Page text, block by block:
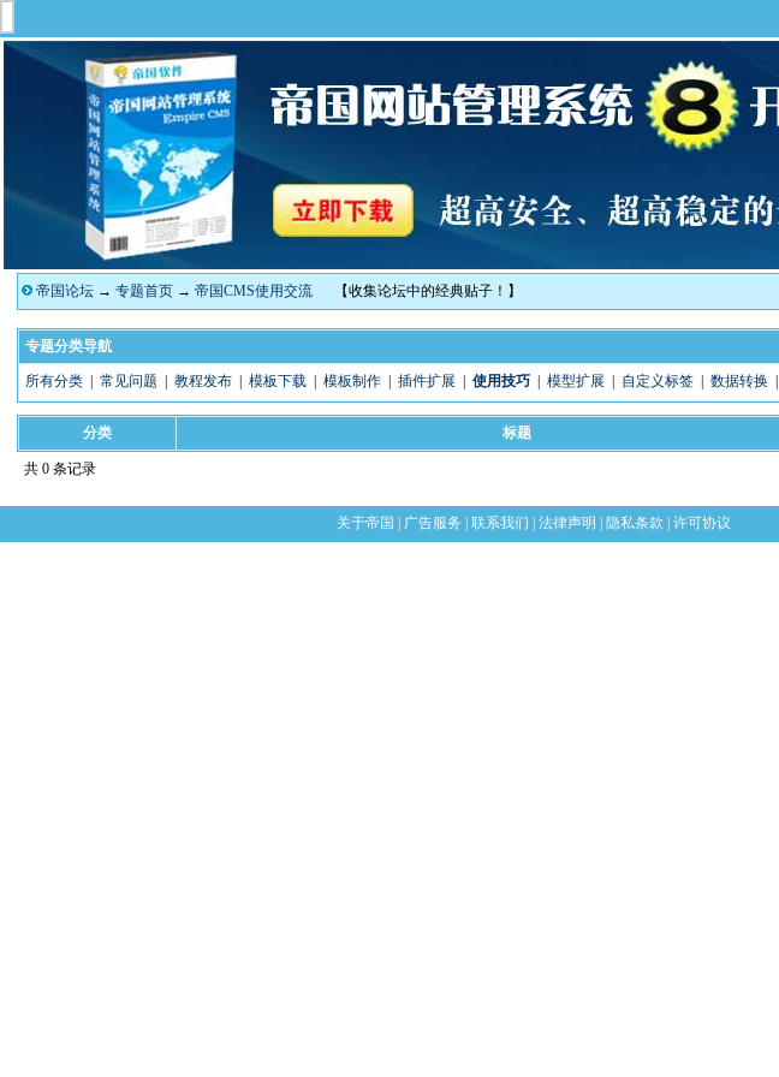
帝国论坛→ 专题首页→ 帝国CMS使用交流【收集论坛中的经典贴子！】
专题分类导航
所有分类| 常见问题 教程发布| 模板下载| 模板制作| 插件扩展 使用技巧| 模型扩展 自定义标签| 数据转换
分类 标题
共 0 条记录
关于帝国 广告服务 联系我们 法律声明 隐私条款 许可协议